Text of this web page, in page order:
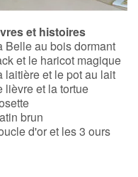
et histoires
Belle au bois dormant
et le haricot magique
laitière et le pot au lait
lièvre et la tortue
brun
d'or et les 3 ours